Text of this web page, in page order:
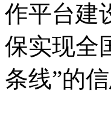
作平台建
保实现全
条线”的